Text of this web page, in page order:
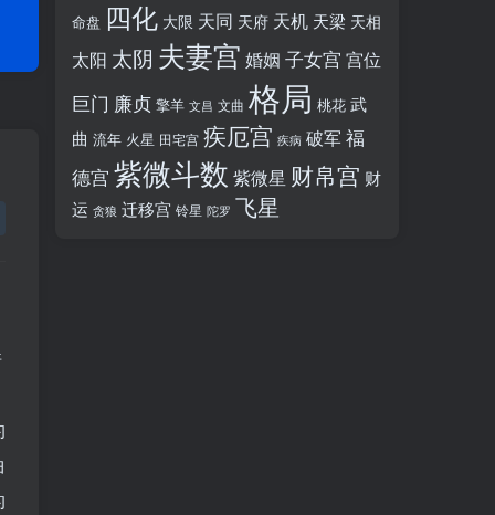
命盘 四化 大限 天同 天府 天机 天梁 天相
太阳 太阴 夫妻宫 婚姻 子女宫 宫位
巨门 廉贞 擎羊 文昌 文曲 格局 桃花 武
曲 流年 火星 田宅宫 疾厄宫 疾病 破军福
德宫 紫微斗数 紫微星 财帛宫 财
运 贪狼 迁移宫 铃星 陀罗 飞星